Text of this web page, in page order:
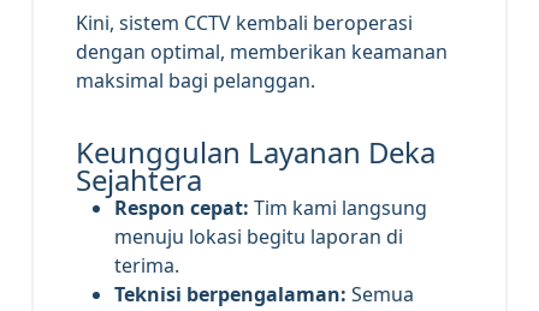
Kini, sistem CCTV kembali beroperasi
dengan optimal, memberikan keamanan
maksimal bagi pelanggan.
Keunggulan Layanan Deka
Sejahtera
Respon cepat: Tim kami langsung
menuju lokasi begitu laporan di
terima.
Teknisi berpengalaman: Semua